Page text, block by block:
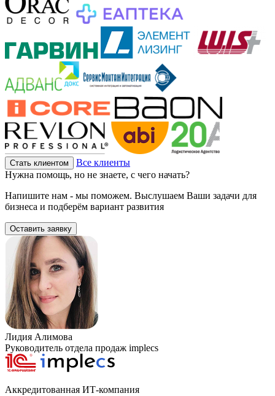
Стать клиентом
Все клиенты
Нужна помощь, но не знаете, с чего начать?
Напишите нам - мы поможем. Выслушаем Ваши задачи для
бизнеса и подберём вариант развития
Оставить заявку
Лидия Алимова
Руководитель отдела продаж implecs
Аккредитованная ИТ-компания